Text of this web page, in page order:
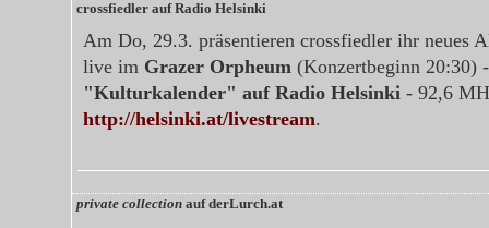
crossfiedler auf Radio Helsinki
Am Do, 29.3. präsentieren crossfiedler ihr neues
live im Grazer Orpheum (Konzertbeginn 20:30)
"Kulturkalender" auf Radio Helsinki - 92,6
http://helsinki.at/livestream.
private collection auf derLurch.at